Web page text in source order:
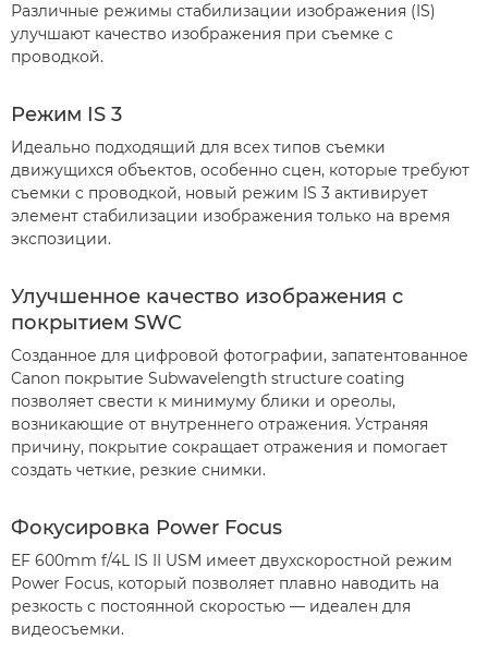
Различные режимы стабилизации изображения (IS)
улучшают качество изображения при съемке с
проводкой.
Режим IS 3
Идеально подходящий для всех типов съемки
движущихся объектов, особенно сцен, которые требуют
съемки с проводкой, новый режим IS 3 активирует
элемент стабилизации изображения только на время
экспозиции.
Улучшенное качество изображения с
покрытием SWC
Созданное для цифровой фотографии, запатентованное
Canon покрытие Subwavelength structure coating
позволяет свести к минимуму блики и ореолы,
возникающие от внутреннего отражения. Устраняя
причину, покрытие сокращает отражения и помогает
создать четкие, резкие снимки.
Фокусировка Power Focus
EF 600mm f/4L IS II USM имеет двухскоростной режим
Power Focus, который позволяет плавно наводить на
резкость с постоянной скоростью — идеален для
видеосъемки.